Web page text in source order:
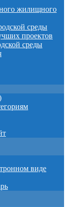
жилищного
среды
проектов
среды
виде